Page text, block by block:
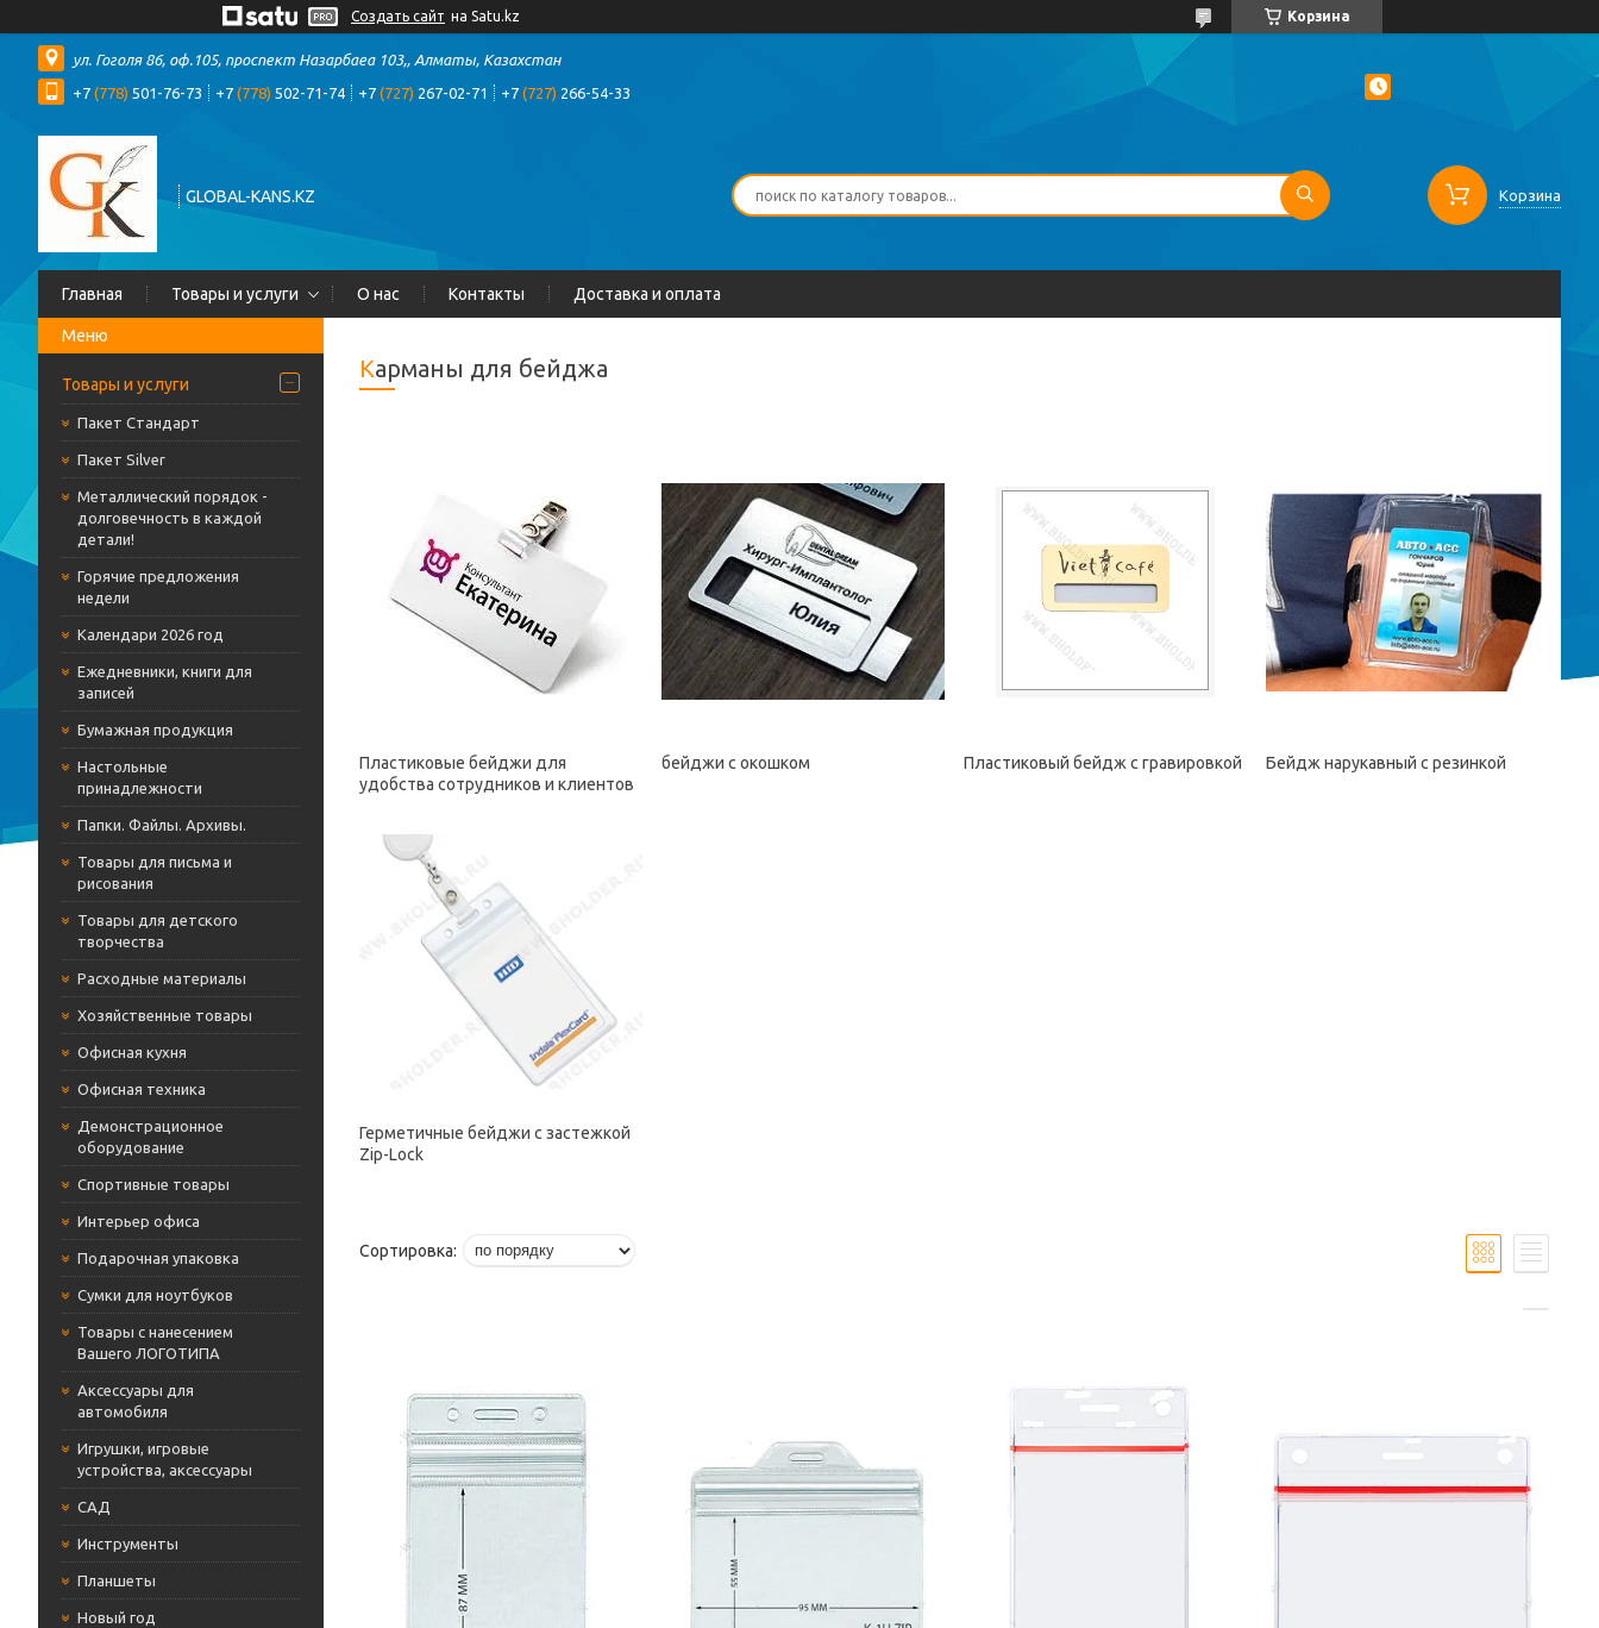
Создать сайт на Satu.kz Корзина
ул. Гоголя 86, оф.105, проспект Назарбаеа 103,, Алматы, Казахстан
+7 (778) 501-76-73 +7 (778) 502-71-74 +7 (727) 267-02-71 +7 (727) 266-54-33
GLOBAL-KANS.KZ Корзина
Главная Товары и услуги О нас Контакты Доставка и оплата
Товары и услуги
Пакет Стандарт
Пакет Silver
Металлический порядок -
долговечность в каждой
детали!
Горячие предложения
недели
Календари 2026 год
Ежедневники, книги для
записей
Бумажная продукция
Настольные
принадлежности
Папки. Файлы. Архивы.
Товары для письма и
рисования
Товары для детского
творчества
Расходные материалы
Хозяйственные товары
Офисная кухня
Офисная техника
Демонстрационное
оборудование
Cпортивные товары
Интерьер офиса
Подарочная упаковка
Сумки для ноутбуков
Товары с нанесением
Вашего ЛОГОТИПА
Аксессуары для
автомобиля
Игрушки, игровые
устройства, аксессуары
САД
Инструменты
Планшеты
Новый год
Карманы для бейджа
Пластиковые бейджи для
удобства сотрудников и клиентов
бейджи с окошком Пластиковый бейдж с гравировкой Бейдж нарукавный с резинкой
Герметичные бейджи с застежкой
Zip-Lock